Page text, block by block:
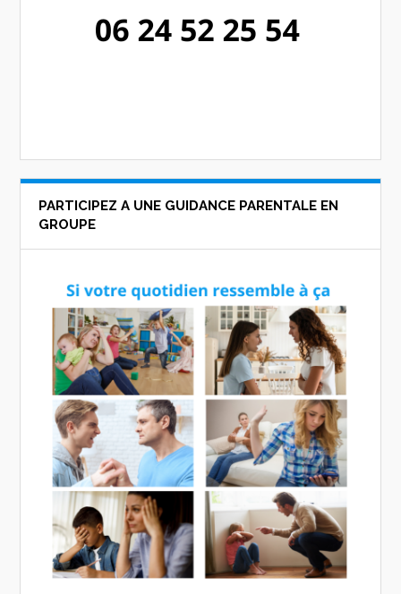
PARTICIPEZ A UNE GUIDANCE PARENTALE EN
GROUPE